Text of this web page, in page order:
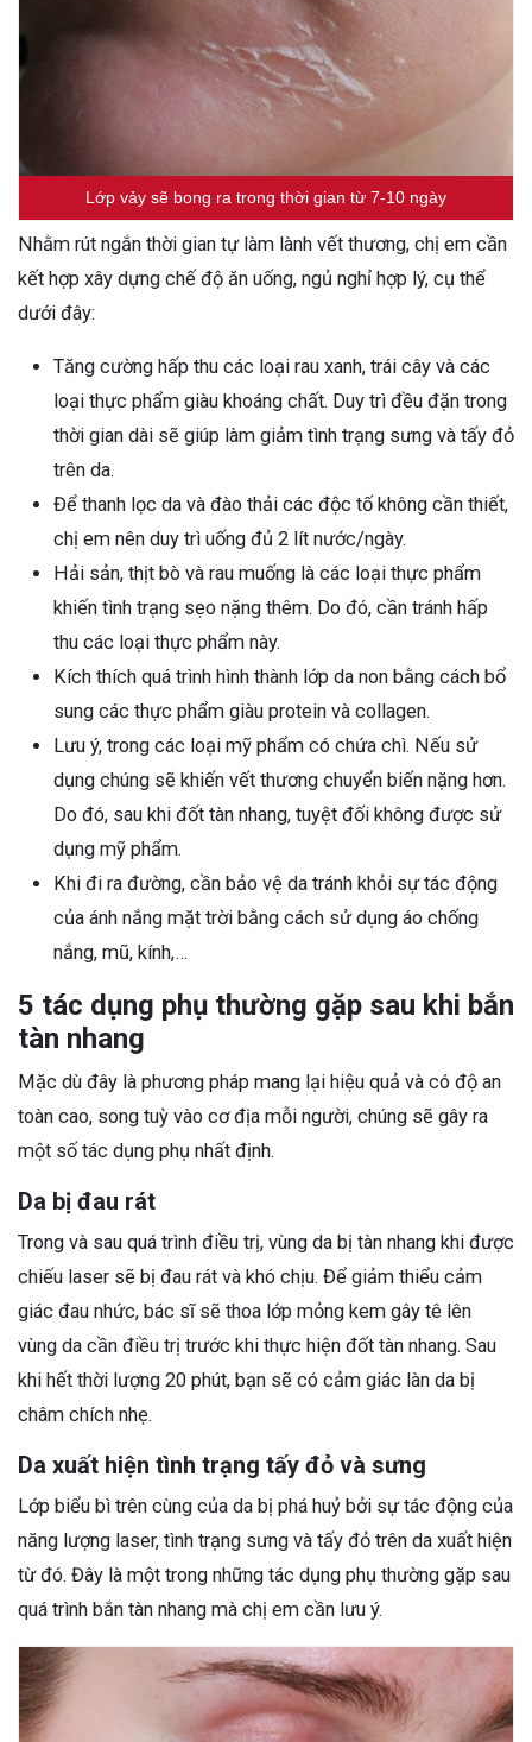
Lớp vảy sẽ bong ra trong thời gian từ 7-10 ngày
Nhằm rút ngắn thời gian tự làm lành vết thương, chị em cần
kết hợp xây dựng chế độ ăn uống, ngủ nghỉ hợp lý, cụ thể
dưới đây:
Tăng cường hấp thu các loại rau xanh, trái cây và các
loại thực phẩm giàu khoáng chất. Duy trì đều đặn trong
thời gian dài sẽ giúp làm giảm tình trạng sưng và tấy đỏ
trên da.
Để thanh lọc da và đào thải các độc tố không cần thiết,
chị em nên duy trì uống đủ 2 lít nước/ngày.
Hải sản, thịt bò và rau muống là các loại thực phẩm
khiến tình trạng sẹo nặng thêm. Do đó, cần tránh hấp
thu các loại thực phẩm này.
Kích thích quá trình hình thành lớp da non bằng cách bổ
sung các thực phẩm giàu protein và collagen.
Lưu ý, trong các loại mỹ phẩm có chứa chì. Nếu sử
dụng chúng sẽ khiến vết thương chuyển biến nặng hơn.
Do đó, sau khi đốt tàn nhang, tuyệt đối không được sử
dụng mỹ phẩm.
Khi đi ra đường, cần bảo vệ da tránh khỏi sự tác động
của ánh nắng mặt trời bằng cách sử dụng áo chống
nắng, mũ, kính,…
5 tác dụng phụ thường gặp sau khi bắn
tàn nhang
Mặc dù đây là phương pháp mang lại hiệu quả và có độ an
toàn cao, song tuỳ vào cơ địa mỗi người, chúng sẽ gây ra
một số tác dụng phụ nhất định.
Da bị đau rát
Trong và sau quá trình điều trị, vùng da bị tàn nhang khi được
chiếu laser sẽ bị đau rát và khó chịu. Để giảm thiểu cảm
giác đau nhức, bác sĩ sẽ thoa lớp mỏng kem gây tê lên
vùng da cần điều trị trước khi thực hiện đốt tàn nhang. Sau
khi hết thời lượng 20 phút, bạn sẽ có cảm giác làn da bị
châm chích nhẹ.
Da xuất hiện tình trạng tấy đỏ và sưng
Lớp biểu bì trên cùng của da bị phá huỷ bởi sự tác động của
năng lượng laser, tình trạng sưng và tấy đỏ trên da xuất hiện
từ đó. Đây là một trong những tác dụng phụ thường gặp sau
quá trình bắn tàn nhang mà chị em cần lưu ý.